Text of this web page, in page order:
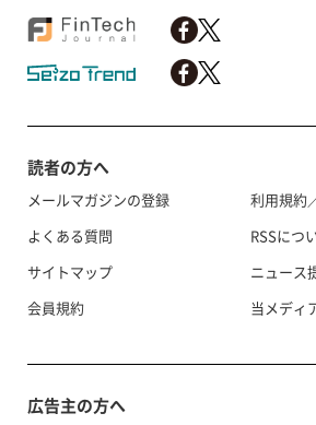
読者の方へ
メールマガジンの登録
よくある質問
サイトマップ
会員規約
利用規約
RSSにつ
ニュース
当メディ
広告主の方へ